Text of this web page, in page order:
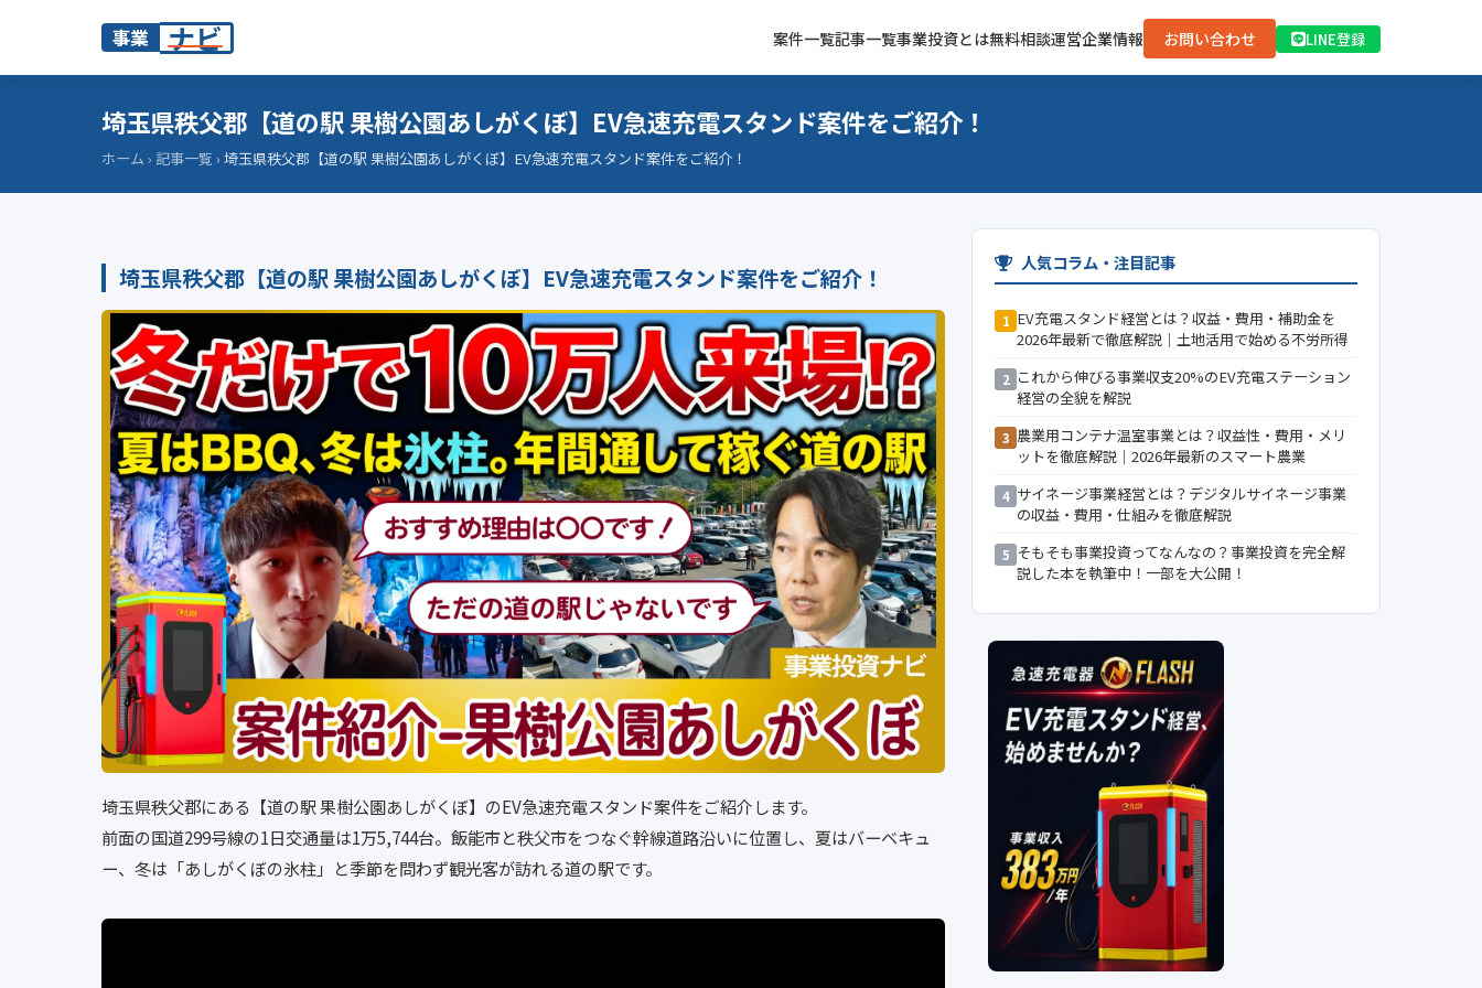
事業 ナビ 案件一覧記事一覧事業投資とは無料相談運営企業情報 お問い合わせ LINE登録
埼玉県秩父郡【道の駅 果樹公園あしがくぼ】EV急速充電スタンド案件をご紹介！
ホーム › 記事一覧 › 埼玉県秩父郡【道の駅 果樹公園あしがくぼ】EV急速充電スタンド案件をご紹介！
埼玉県秩父郡【道の駅 果樹公園あしがくぼ】EV急速充電スタンド案件をご紹介！
埼玉県秩父郡にある【道の駅 果樹公園あしがくぼ】のEV急速充電スタンド案件をご紹介します。
前面の国道299号線の1日交通量は1万5,744台。飯能市と秩父市をつなぐ幹線道路沿いに位置し、夏はバーベキュ
ー、冬は「あしがくぼの氷柱」と季節を問わず観光客が訪れる道の駅です。
人気コラム・注目記事
1 EV充電スタンド経営とは？収益・費用・補助金を
2026年最新で徹底解説｜土地活用で始める不労所得
2 これから伸びる事業収支20%のEV充電ステーション
経営の全貌を解説
3 農業用コンテナ温室事業とは？収益性・費用・メリ
ットを徹底解説｜2026年最新のスマート農業
4 サイネージ事業経営とは？デジタルサイネージ事業
の収益・費用・仕組みを徹底解説
5 そもそも事業投資ってなんなの？事業投資を完全解
説した本を執筆中！一部を大公開！